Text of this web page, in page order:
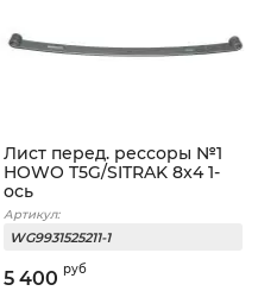
Лист перед. рессоры №1
HOWO T5G/SITRAK 8x4 1-
ось
Артикул:
WG9931525211-1
5 400 руб